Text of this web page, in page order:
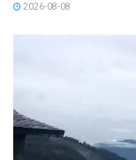
2026-08-08